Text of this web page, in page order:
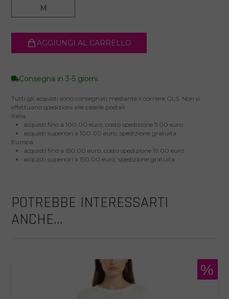
M
AGGIUNGI AL CARRELLO
Consegna in 3-5 giorni.
Tutti gli acquisti sono consegnati mediante il corriere GLS. Non si
effettuano spedizioni alle caselle postali.
Italia:
acquisti fino a 100.00 euro, costo spedizione 5.00 euro.
acquisti superiori a 100.00 euro, spedizione gratuita.
Europa:
acquisti fino a 150.00 euro, costo spedizione 19.00 euro.
acquisti superiori a 150.00 euro, spedizione gratuita.
POTREBBE INTERESSARTI
ANCHE...
%